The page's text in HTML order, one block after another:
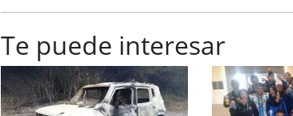
Te puede interesar